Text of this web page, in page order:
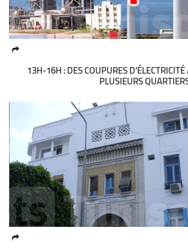
13H-16H : DES COUPURES
PLUSIEURS